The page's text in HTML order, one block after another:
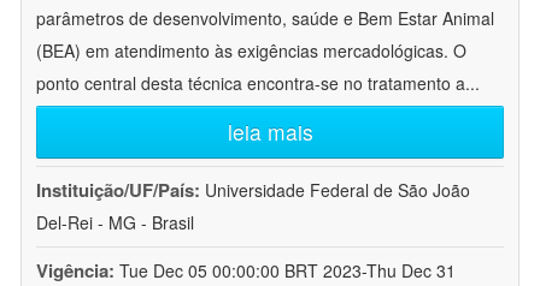
parâmetros de desenvolvimento, saúde e Bem Estar Animal
(BEA) em atendimento às exigências mercadológicas. O
ponto central desta técnica encontra-se no tratamento a...
leia mais
Instituição/UF/País: Universidade Federal de São João
Del-Rei - MG - Brasil
Vigência: Tue Dec 05 00:00:00 BRT 2023-Thu Dec 31